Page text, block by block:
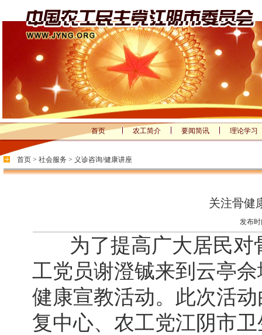
首页 农工简介 要闻简讯 理论学习
首页 > 社会服务 > 义诊咨询/健康讲座
关注骨健
发布
为了提高广大居民对
工党员谢澄铖来到云亭
健康宣教活动。此次活
复中心、农工党江阴市